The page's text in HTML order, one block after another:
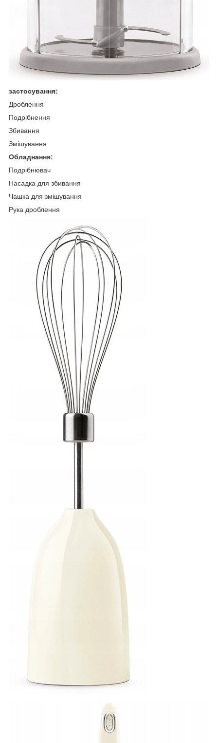
застосування:
Дроблення
Подрібнення
Збивання
Змішування
Обладнання:
Подрібнювач
Насадка для збивання
Чашка для змішування
Рука дроблення